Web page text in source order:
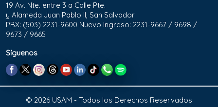
19 Av. Nte. entre 3 a Calle Pte.
y Alameda Juan Pablo II, San Salvador
PBX: (503) 2231-9600 Nuevo Ingreso: 2231-9667 / 9698 /
9673 / 9665
Síguenos
© 2026 USAM - Todos los Derechos Reservados